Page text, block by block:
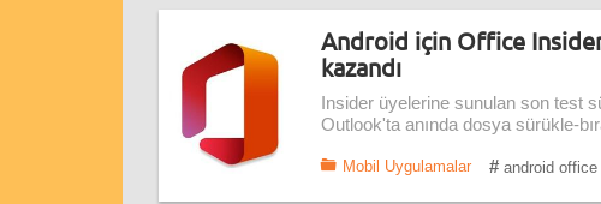
Android için Office
kazandı
Insider üyelerine sunulan son test
Outlook'ta anında dosya sürükle-
Mobil Uygulamalar # android office